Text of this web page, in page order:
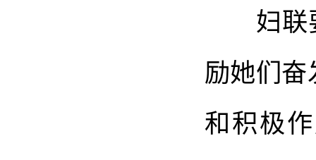
妇联要
励她们奋
和积极